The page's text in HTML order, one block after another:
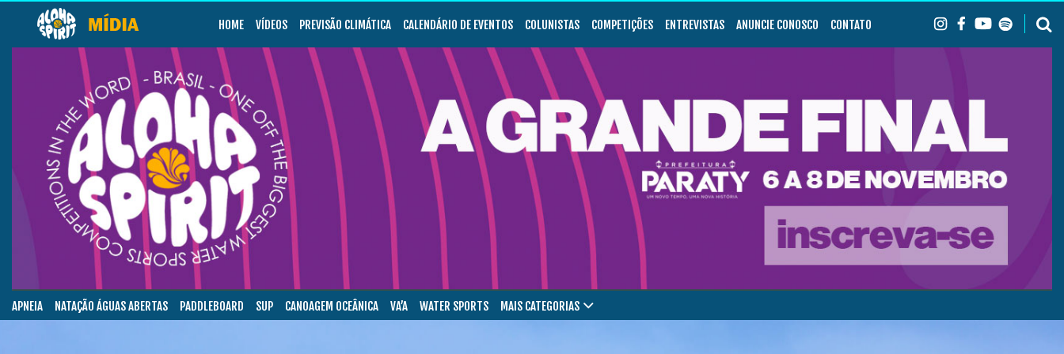
HOME VÍDEOS PREVISÃO CLIMÁTICA CALENDÁRIO DE EVENTOS COLUNISTAS COMPETIÇÕES ENTREVISTAS ANUNCIE CONOSCO CONTATO
APNEIA NATAÇÃO ÁGUAS ABERTAS PADDLEBOARD SUP CANOAGEM OCEÂNICA VA’A WATER SPORTS MAIS CATEGORIAS